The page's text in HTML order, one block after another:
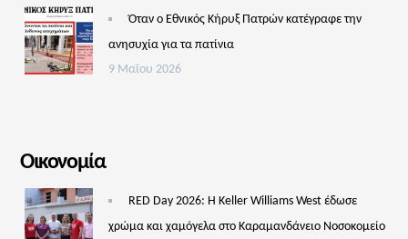
Όταν ο Εθνικός Κήρυξ Πατρών κατέγραφε την
ανησυχία για τα πατίνια
9 Μαΐου 2026
Οικονομία
RED Day 2026: Η Keller Williams West έδωσε
χρώμα και χαμόγελα στο Καραμανδάνειο Νοσοκομείο